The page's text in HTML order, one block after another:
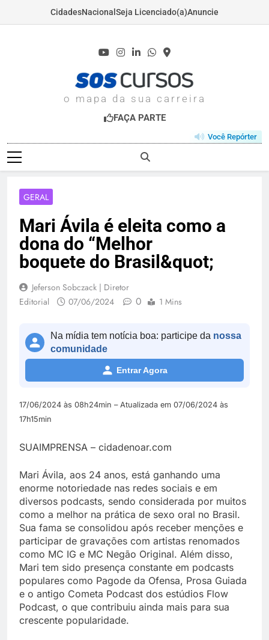
CidadesNacional Seja Licenciado(a)Anuncie
o mapa da sua carreira
FAÇA PARTE
Você Repórter
GERAL
Mari Ávila é eleita como a
dona do “Melhor
boquete do Brasil&quot;
Jeferson Sobczack | Diretor
Editorial
07/06/2024 0 1 Mins
Na mídia tem notícia boa: participe da nossa
comunidade
Entrar Agora
17/06/2024 às 08h24min – Atualizada em 07/06/2024 às
17h15min
SUAIMPRENSA – cidadenoar.com
Mari Ávila, aos 24 anos, está ganhando uma
enorme notoriedade nas redes sociais e em
diversos podcasts, sendo considerada por muitos
como a melhor na prática de sexo oral no Brasil.
Sua fama se consolidou após receber menções e
participar de gravações com artistas renomados
como MC IG e MC Negão Original. Além disso,
Mari tem sido presença constante em podcasts
populares como Pagode da Ofensa, Prosa Guiada
e o antigo Cometa Podcast dos estúdios Flow
Podcast, o que contribuiu ainda mais para sua
crescente popularidade.